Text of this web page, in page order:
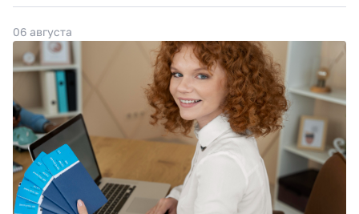
06 августа